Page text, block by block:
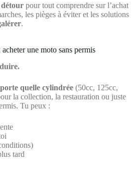
détour pour tout comprendre sur l’achat
les pièges à éviter et les solutions
.
une moto sans permis
quelle cylindrée (50cc, 125cc,
la collection, la restauration ou juste
Tu peux :
tard